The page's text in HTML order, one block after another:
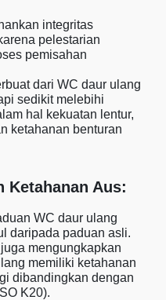
integritas
pelestarian
pemisahan
dari WC daur ulang
sedikit melebihi
hal kekuatan lentur,
ketahanan benturan
Ketahanan Aus:
WC daur ulang
daripada paduan asli.
mengungkapkan
memiliki ketahanan
dibandingkan dengan
K20).